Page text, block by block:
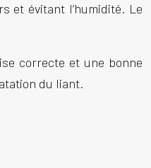
et évitant l’humidité. Le
correcte et une bonne
du liant.